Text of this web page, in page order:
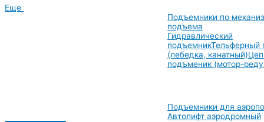
Еще
Подъемники по
подъема
Гидравлический
подъемникТельферный
(лебедка, канатный)
подъменик (мотор-
Подъемники для
Автолифт аэродромный